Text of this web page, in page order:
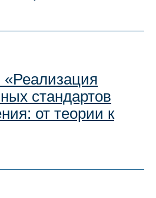
стандартов
от теории к